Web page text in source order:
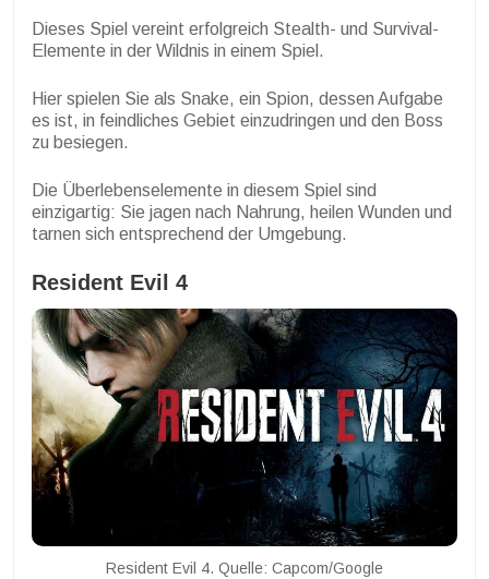
Dieses Spiel vereint erfolgreich Stealth- und Survival-
Elemente in der Wildnis in einem Spiel.
Hier spielen Sie als Snake, ein Spion, dessen Aufgabe
es ist, in feindliches Gebiet einzudringen und den Boss
zu besiegen.
Die Überlebenselemente in diesem Spiel sind
einzigartig: Sie jagen nach Nahrung, heilen Wunden und
tarnen sich entsprechend der Umgebung.
Resident Evil 4
Resident Evil 4. Quelle: Capcom/Google